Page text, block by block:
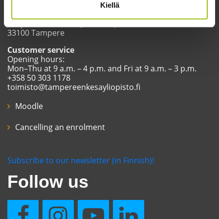
Kiellä
33100 Tampere
Customer service
Opening hours:
Mon–Thu at 9 a.m. – 4 p.m. and Fri at 9 a.m. – 3 p.m.
+358 50 303 1178
toimisto@tampereenkesayliopisto.fi
Moodle
Cancelling an enrolment
Subscribe to our newsletter (in Finnish)!
Follow us